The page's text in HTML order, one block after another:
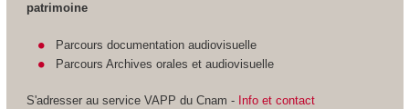
patrimoine
Parcours documentation audiovisuelle
Parcours Archives orales et audiovisuelle
S'adresser au service VAPP du Cnam -Info et contact